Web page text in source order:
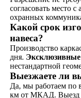
согласовать место
охранных
Какой срок
навеса?
Производство
дня.
нестандартной
Выезжаете ли
Да, мы работаем по
км от МКАД. Выезд